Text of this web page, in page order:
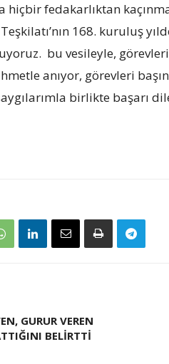
hiçbir fedakarlıktan
168. kuruluş
bu vesileyle,
anıyor, görevleri
birlikte başarı
GURUR VEREN
BELIRTTI